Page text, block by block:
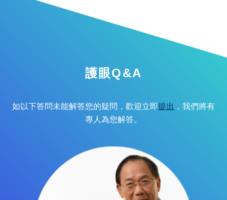
護眼Q&A
如以下答問未能解答您的疑問，歡迎立即提出 ，我們將有
專人為您解答。